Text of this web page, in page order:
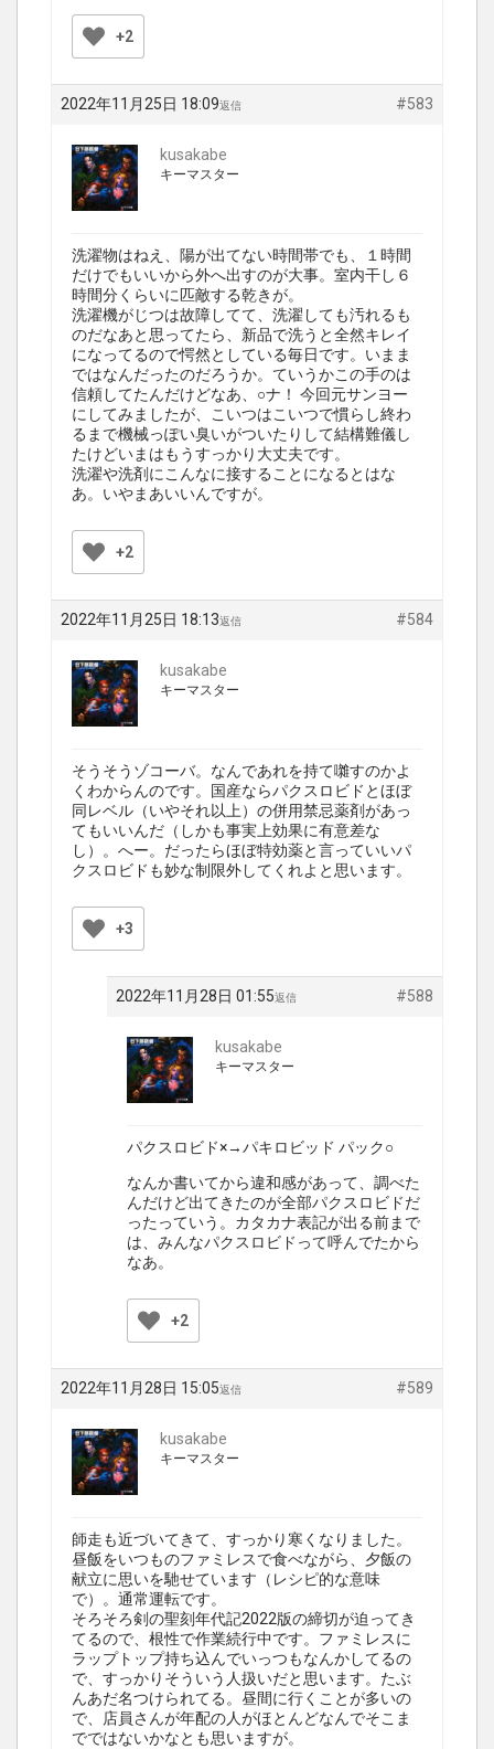
+2
2022年11月25日 18:09 #583
返信
kusakabe
キーマスター
洗濯物はねえ、陽が出てない時間帯でも、１時間
だけでもいいから外へ出すのが大事。室内干し６
時間分くらいに匹敵する乾きが。
洗濯機がじつは故障してて、洗濯しても汚れるも
のだなあと思ってたら、新品で洗うと全然キレイ
になってるので愕然としている毎日です。いまま
ではなんだったのだろうか。ていうかこの手のは
信頼してたんだけどなあ、○ナ！ 今回元サンヨー
にしてみましたが、こいつはこいつで慣らし終わ
るまで機械っぽい臭いがついたりして結構難儀し
たけどいまはもうすっかり大丈夫です。
洗濯や洗剤にこんなに接することになるとはな
あ。いやまあいいんですが。
+2
2022年11月25日 18:13 #584
返信
kusakabe
キーマスター
そうそうゾコーバ。なんであれを持て囃すのかよ
くわからんのです。国産ならパクスロビドとほぼ
同レベル（いやそれ以上）の併用禁忌薬剤があっ
てもいいんだ（しかも事実上効果に有意差な
し）。へー。だったらほぼ特効薬と言っていいパ
クスロビドも妙な制限外してくれよと思います。
+3
2022年11月28日 01:55 #588
返信
kusakabe
キーマスター
パクスロビド×→パキロビッド パック○
なんか書いてから違和感があって、調べた
んだけど出てきたのが全部パクスロビドだ
ったっていう。カタカナ表記が出る前まで
は、みんなパクスロビドって呼んでたから
なあ。
+2
2022年11月28日 15:05 #589
返信
kusakabe
キーマスター
師走も近づいてきて、すっかり寒くなりました。
昼飯をいつものファミレスで食べながら、夕飯の
献立に思いを馳せています（レシピ的な意味
で）。通常運転です。
そろそろ剣の聖刻年代記2022版の締切が迫ってき
てるので、根性で作業続行中です。ファミレスに
ラップトップ持ち込んでいっつもなんかしてるの
で、すっかりそういう人扱いだと思います。たぶ
んあだ名つけられてる。昼間に行くことが多いの
で、店員さんが年配の人がほとんどなんでそこま
でではないかなとも思いますが。